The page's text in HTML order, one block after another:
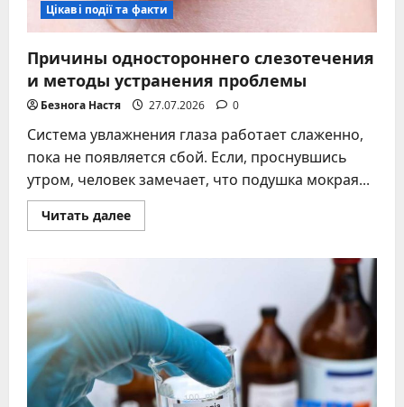
Цікаві події та факти
Причины одностороннего слезотечения
и методы устранения проблемы
Безнога Настя 27.07.2026 0
Система увлажнения глаза работает слаженно,
пока не появляется сбой. Если, проснувшись
утром, человек замечает, что подушка мокрая...
Читать далееПрочитать
больше
методы
устранения
проблемы